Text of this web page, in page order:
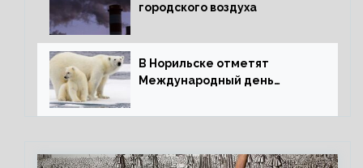
городского воздуха
В Норильске отметят
Международный день